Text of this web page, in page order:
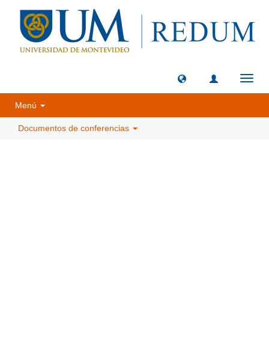
Menú
Documentos de conferencias